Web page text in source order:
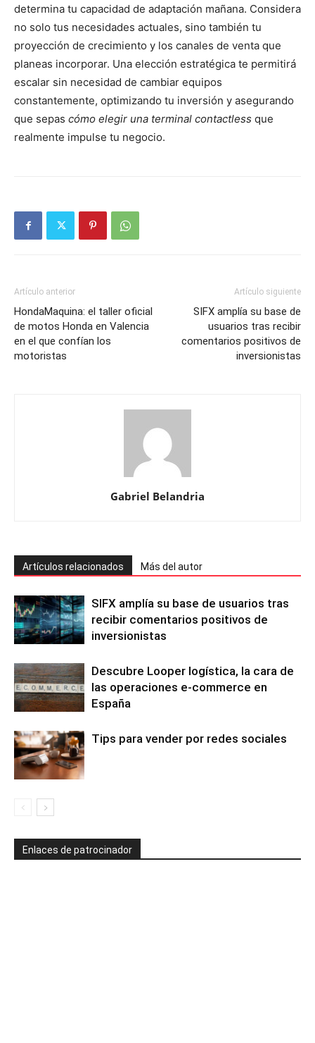
determina tu capacidad de adaptación mañana. Considera
no solo tus necesidades actuales, sino también tu
proyección de crecimiento y los canales de venta que
planeas incorporar. Una elección estratégica te permitirá
escalar sin necesidad de cambiar equipos
constantemente, optimizando tu inversión y asegurando
que sepas cómo elegir una terminal contactless que
realmente impulse tu negocio.
Artículo anterior
HondaMaquina: el taller oficial
de motos Honda en Valencia
en el que confían los
motoristas
Artículo siguiente
SIFX amplía su base de
usuarios tras recibir
comentarios positivos de
inversionistas
Gabriel Belandria
Artículos relacionados Más del autor
SIFX amplía su base de usuarios tras
recibir comentarios positivos de
inversionistas
Descubre Looper logística, la cara de
las operaciones e-commerce en
España
Tips para vender por redes sociales
Enlaces de patrocinador